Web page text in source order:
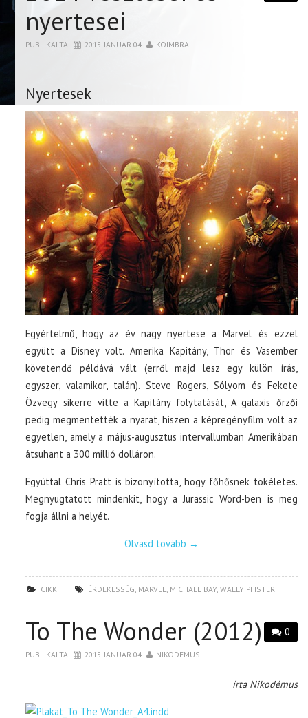
nyertesei
PUBLIKÁLTA 2015. JANUÁR 04. KOIMBRA
Nyertesek
Egyértelmű, hogy az év nagy nyertese a Marvel és ezzel
együtt a Disney volt. Amerika Kapitány, Thor és Vasember
követendő példává vált (erről majd lesz egy külön írás,
egyszer, valamikor, talán). Steve Rogers, Sólyom és Fekete
Özvegy sikerre vitte a Kapitány folytatását, A galaxis őrzői
pedig megmentették a nyarat, hiszen a képregényfilm volt az
egyetlen, amely a május-augusztus intervallumban Amerikában
átsuhant a 300 millió dolláron.
Egyúttal Chris Pratt is bizonyította, hogy főhősnek tökéletes.
Megnyugtatott mindenkit, hogy a Jurassic Word-ben is meg
fogja állni a helyét.
Olvasd tovább →
CIKK ÉRDEKESSÉG, MARVEL, MICHAEL BAY,WALLY PFISTER
0
To The Wonder (2012)
PUBLIKÁLTA 2015. JANUÁR 04. NIKODEMUS
írta Nikodémus